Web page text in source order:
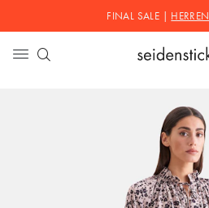
FINAL SALE | HERREN